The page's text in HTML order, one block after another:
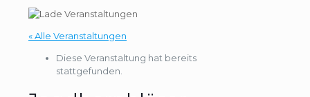
« Alle Veranstaltungen
Diese Veranstaltung hat bereits
stattgefunden.